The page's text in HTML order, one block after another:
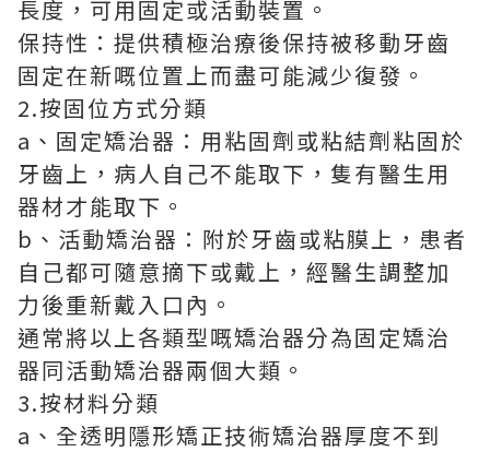
長度，可用固定或活動裝置。
保持性：提供積極治療後保持被移動牙齒
固定在新嘅位置上而盡可能減少復發。
2.按固位方式分類
a、固定矯治器：用粘固劑或粘結劑粘固於
牙齒上，病人自己不能取下，隻有醫生用
器材才能取下。
b、活動矯治器：附於牙齒或粘膜上，患者
自己都可隨意摘下或戴上，經醫生調整加
力後重新戴入口內。
通常將以上各類型嘅矯治器分為固定矯治
器同活動矯治器兩個大類。
3.按材料分類
a、全透明隱形矯正技術矯治器厚度不到